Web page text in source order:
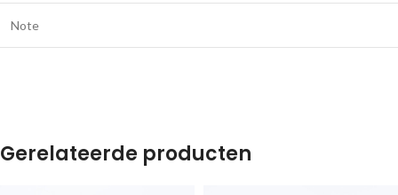
Note
Gerelateerde producten